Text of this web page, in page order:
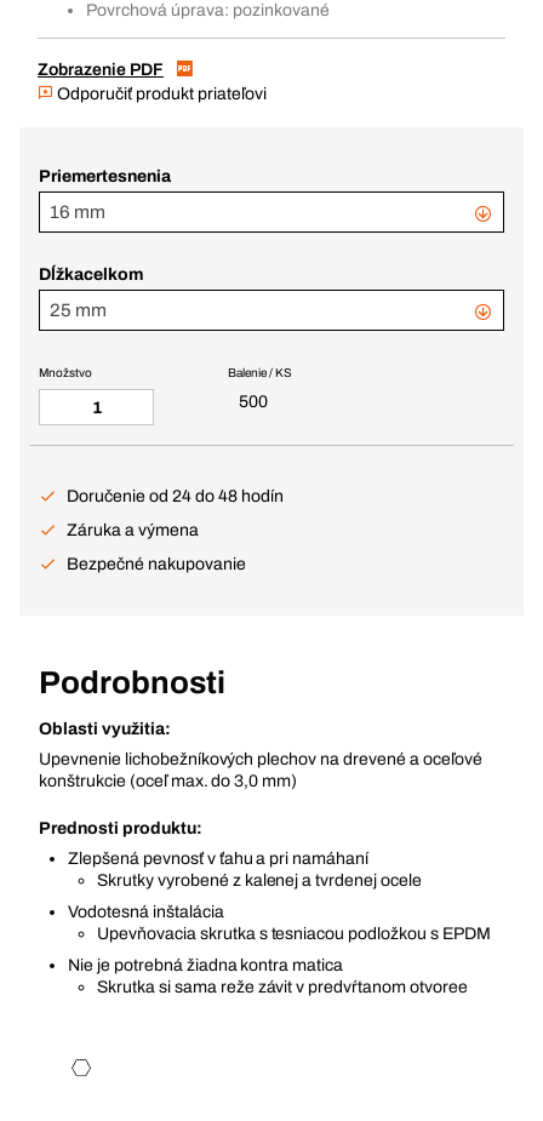
Povrchová úprava: pozinkované
Zobrazenie PDF
Odporučiť produkt priateľovi
Priemertesnenia
16 mm
Dĺžkacelkom
25 mm
Balenie / KS
500
Množstvo
Doručenie od 24 do 48 hodín
Záruka a výmena
Bezpečné nakupovanie
Podrobnosti
Oblasti využitia:
Upevnenie lichobežníkových plechov na drevené a oceľové
konštrukcie (oceľ max. do 3,0 mm)
Prednosti produktu:
Zlepšená pevnosť v ťahu a pri namáhaní
Skrutky vyrobené z kalenej a tvrdenej ocele
Vodotesná inštalácia
Upevňovacia skrutka s tesniacou podložkou s EPDM
Nie je potrebná žiadna kontra matica
Skrutka si sama reže závit v predvŕtanom otvoree